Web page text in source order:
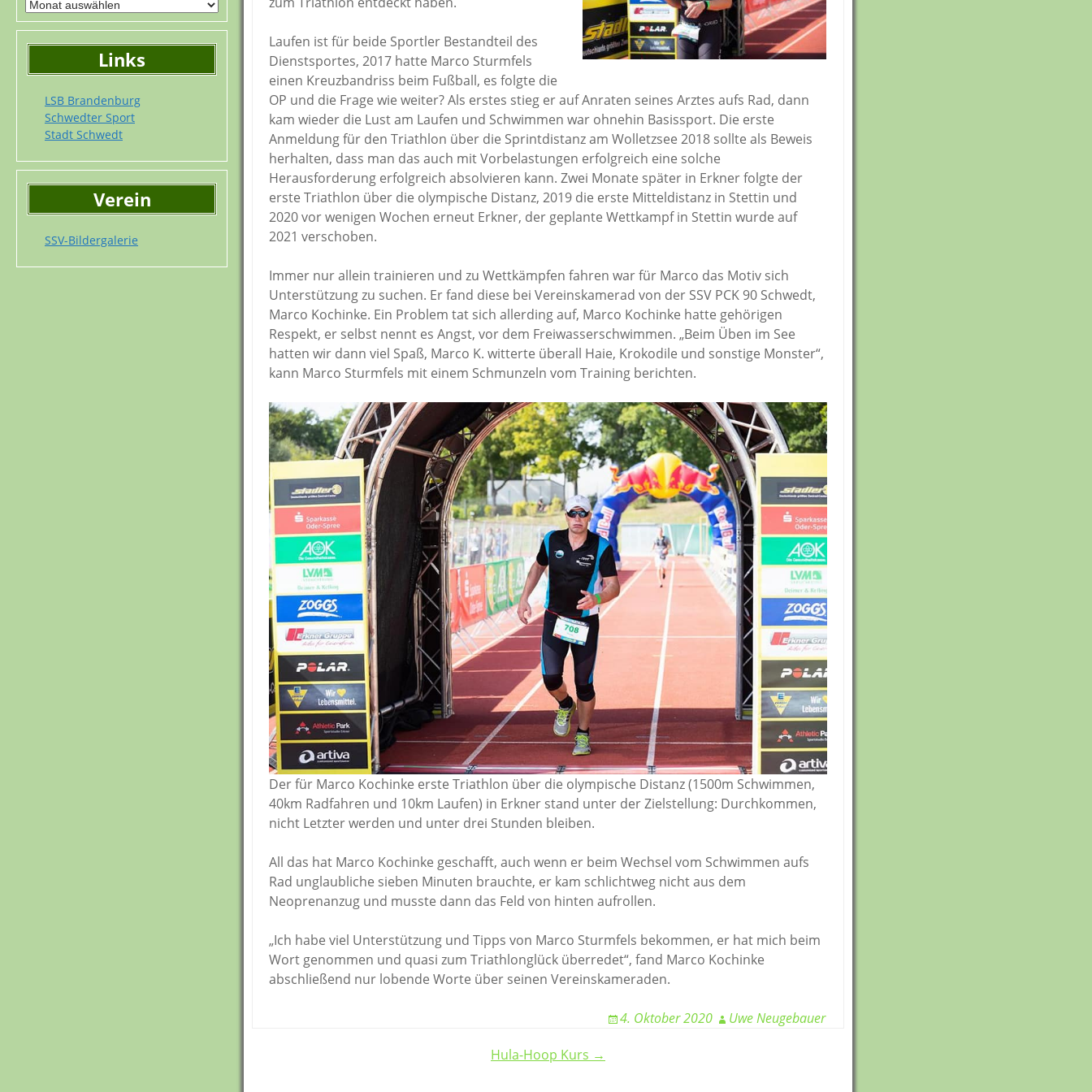
E-Mail
Facebook
Trainingsplan
E-Mail
Trainingsplan
E-Mail
Galerie
Trainingsplan
Wasserball
Abteilungs-News
Galerie
Facebook
Teamshop der
Abteilung
Trainingsplan
E-Mail
Tennis
Infos
Abteilungs-News
Buchung Tennishalle
Buchung Tennisplatz
(Outdoor)
Trainingsplan
E-Mail
Tischtennis
Infos
Galerie
Trainingsplan
E-Mail
Volleyball
Abteilungs-News
Galerie
Trainingsplan
Unsere
Mannschaften –
Damals und Heute
Volleyball-
facebook
E-Mail
Wandern
Infos
Abteilungs-News
Galerie
Wanderplan
E-Mail
Links
LSB Brandenburg
Schwedter Sport
Stadt Schwedt
Verein
SSV-Bildergalerie
Laufen ist für beide Sportler Bestandteil des
Dienstsportes, 2017 hatte Marco Sturmfels
einen Kreuzbandriss beim Fußball, es folgte die
OP und die Frage wie weiter? Als erstes stieg er auf Anraten seines Arztes aufs Rad, dann
kam wieder die Lust am Laufen und Schwimmen war ohnehin Basissport. Die erste
Anmeldung für den Triathlon über die Sprintdistanz am Wolletzsee 2018 sollte als Beweis
herhalten, dass man das auch mit Vorbelastungen erfolgreich eine solche
Herausforderung erfolgreich absolvieren kann. Zwei Monate später in Erkner folgte der
erste Triathlon über die olympische Distanz, 2019 die erste Mitteldistanz in Stettin und
2020 vor wenigen Wochen erneut Erkner, der geplante Wettkampf in Stettin wurde auf
2021 verschoben.
Immer nur allein trainieren und zu Wettkämpfen fahren war für Marco das Motiv sich
Unterstützung zu suchen. Er fand diese bei Vereinskamerad von der SSV PCK 90 Schwedt,
Marco Kochinke. Ein Problem tat sich allerding auf, Marco Kochinke hatte gehörigen
Respekt, er selbst nennt es Angst, vor dem Freiwasserschwimmen. „Beim Üben im See
hatten wir dann viel Spaß, Marco K. witterte überall Haie, Krokodile und sonstige Monster“,
kann Marco Sturmfels mit einem Schmunzeln vom Training berichten.
Der für Marco Kochinke erste Triathlon über die olympische Distanz (1500m Schwimmen,
40km Radfahren und 10km Laufen) in Erkner stand unter der Zielstellung: Durchkommen,
nicht Letzter werden und unter drei Stunden bleiben.
All das hat Marco Kochinke geschafft, auch wenn er beim Wechsel vom Schwimmen aufs
Rad unglaubliche sieben Minuten brauchte, er kam schlichtweg nicht aus dem
Neoprenanzug und musste dann das Feld von hinten aufrollen.
„Ich habe viel Unterstützung und Tipps von Marco Sturmfels bekommen, er hat mich beim
Wort genommen und quasi zum Triathlonglück überredet“, fand Marco Kochinke
abschließend nur lobende Worte über seinen Vereinskameraden.
4. Oktober 2020 Uwe Neugebauer
Hula-Hoop Kurs →